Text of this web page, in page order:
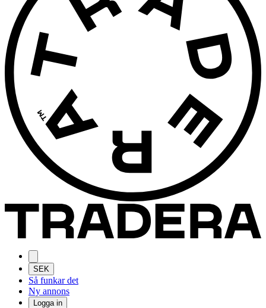
SEK
Så funkar det
Ny annons
Logga in